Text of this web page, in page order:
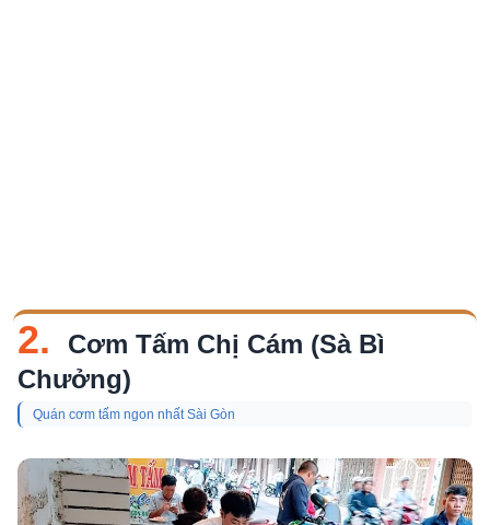
2.
Cơm Tấm Chị Cám (Sà Bì
Chưởng)
Quán cơm tấm ngon nhất Sài Gòn